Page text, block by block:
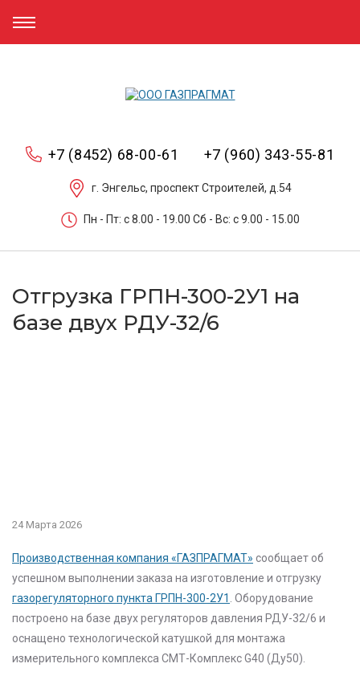
+7 (8452) 68-00-61 +7 (960) 343-55-81
г. Энгельс, проспект Строителей, д.54
Пн - Пт: c 8.00 - 19.00 Сб - Вс: c 9.00 - 15.00
Отгрузка ГРПН-300-2У1 на
базе двух РДУ-32/6
24 Марта 2026
Производственная компания «ГАЗПРАГМАТ» сообщает об
успешном выполнении заказа на изготовление и отгрузку
газорегуляторного пункта ГРПН-300-2У1 . Оборудование
построено на базе двух регуляторов давления РДУ-32/6 и
оснащено технологической катушкой для монтажа
измерительного комплекса СМТ-Комплекс G40 (Ду50)